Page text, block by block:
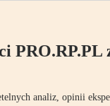
PRO.RP.PL
analiz, opinii